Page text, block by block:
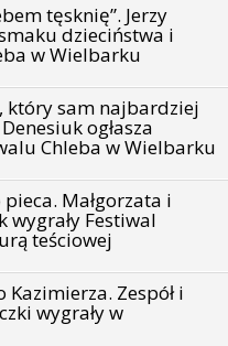
tęsknię”. Jerzy
dzieciństwa i
w Wielbarku
który sam najbardziej
ogłasza
Chleba w Wielbarku
Małgorzata i
wygrały Festiwal
teściowej
Kazimierza. Zespół i
wygrały w